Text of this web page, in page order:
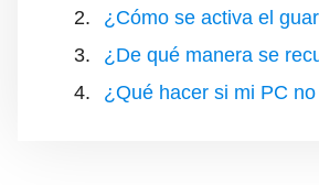
¿Cómo se activa el
¿De qué manera se
¿Qué hacer si mi PC